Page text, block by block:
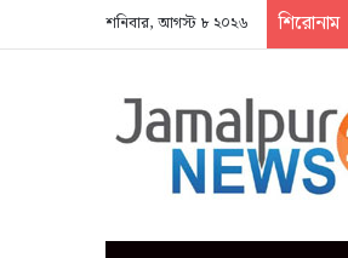
শনিবার, আগস্ট ৮ ২০২৬ শিরোনাম